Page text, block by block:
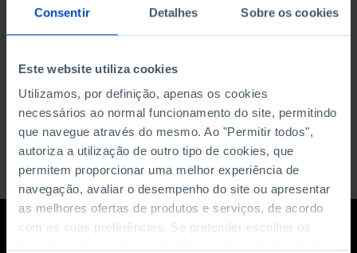
Consentir Detalhes Sobre os cookies
Este website utiliza cookies
Utilizamos, por definição, apenas os cookies
necessários ao normal funcionamento do site, permitindo
que navegue através do mesmo. Ao "Permitir todos",
autoriza a utilização de outro tipo de cookies, que
permitem proporcionar uma melhor experiência de
navegação, avaliar o desempenho do site ou apresentar
as melhores ofertas de produtos e serviços, de acordo
com as suas preferências. Se pretender escolher os
DATA DE FIM